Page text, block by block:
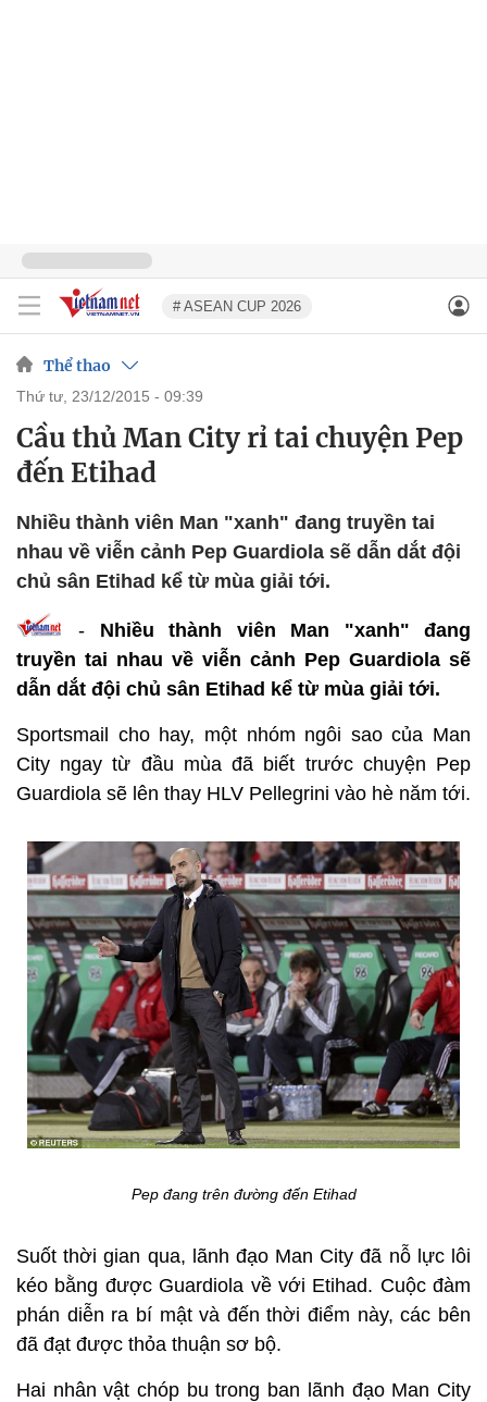
# ASEAN CUP 2026
Thể thao
thứ tư, 23/12/2015 - 09:39
Cầu thủ Man City rỉ tai chuyện Pep
đến Etihad
Nhiều thành viên Man "xanh" đang truyền tai
nhau về viễn cảnh Pep Guardiola sẽ dẫn dắt đội
chủ sân Etihad kể từ mùa giải tới.
- Nhiều thành viên Man "xanh" đang
truyền tai nhau về viễn cảnh Pep Guardiola sẽ
dẫn dắt đội chủ sân Etihad kể từ mùa giải tới.
Sportsmail cho hay, một nhóm ngôi sao của Man
City ngay từ đầu mùa đã biết trước chuyện Pep
Guardiola sẽ lên thay HLV Pellegrini vào hè năm tới.
Pep đang trên đường đến Etihad
Suốt thời gian qua, lãnh đạo Man City đã nỗ lực lôi
kéo bằng được Guardiola về với Etihad. Cuộc đàm
phán diễn ra bí mật và đến thời điểm này, các bên
đã đạt được thỏa thuận sơ bộ.
Hai nhân vật chóp bu trong ban lãnh đạo Man City